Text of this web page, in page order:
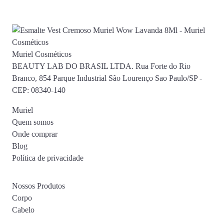
Muriel Cosméticos
BEAUTY LAB DO BRASIL LTDA. Rua Forte do Rio
Branco, 854 Parque Industrial São Lourenço Sao Paulo/SP -
CEP: 08340-140
Muriel
Quem somos
Onde comprar
Blog
Política de privacidade
Nossos Produtos
Corpo
Cabelo